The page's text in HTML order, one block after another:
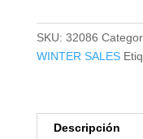
SKU: 32086
WINTER SALES
Descripción